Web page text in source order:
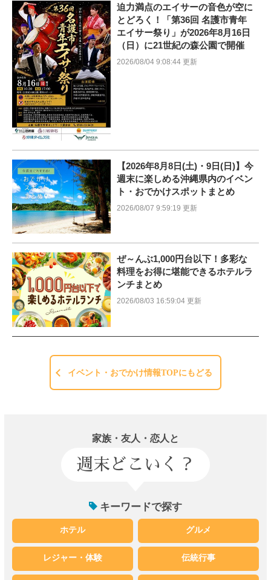
迫力満点のエイサーの音色が空に
とどろく！「第36回 名護市青年
エイサー祭り」が2026年8月16日
（日）に21世紀の森公園で開催
2026/08/04 9:08:44 更新
【2026年8月8日(土)・9日(日)】今
週末に楽しめる沖縄県内のイベン
ト・おでかけスポットまとめ
2026/08/07 9:59:19 更新
ぜ～んぶ1,000円台以下！多彩な
料理をお得に堪能できるホテルラ
ンチまとめ
2026/08/03 16:59:04 更新
イベント・おでかけ情報TOPにもどる
家族・友人・恋人と
週末どこいく？
キーワードで探す
ホテル グルメ
レジャー・体験 伝統行事